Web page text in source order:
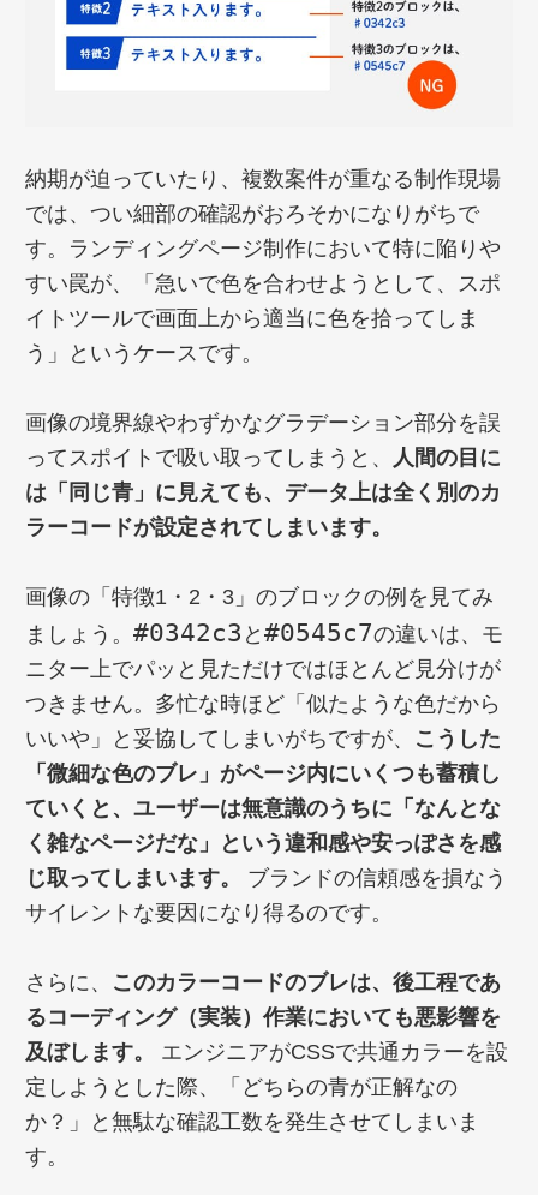
納期が迫っていたり、複数案件が重なる制作現場
では、つい細部の確認がおろそかになりがちで
す。ランディングページ制作において特に陥りや
すい罠が、「急いで色を合わせようとして、スポ
イトツールで画面上から適当に色を拾ってしま
う」というケースです。
画像の境界線やわずかなグラデーション部分を誤
ってスポイトで吸い取ってしまうと、 人間の目に
は「同じ青」に見えても、データ上は全く別のカ
ラーコードが設定されてしまいます。
画像の「特徴1・2・3」のブロックの例を見てみ
ましょう。 #0342c3 と #0545c7の違いは、モ
ニター上でパッと見ただけではほとんど見分けが
つきません。多忙な時ほど「似たような色だから
いいや」と妥協してしまいがちですが、 こうした
「微細な色のブレ」がページ内にいくつも蓄積し
ていくと、ユーザーは無意識のうちに「なんとな
く雑なページだな」という違和感や安っぽさを感
じ取ってしまいます。
ブランドの信頼感を損なう
サイレントな要因になり得るのです。
さらに、 このカラーコードのブレは、後工程であ
るコーディング（実装）作業においても悪影響を
及ぼします。
エンジニアがCSSで共通カラーを設
定しようとした際、「どちらの青が正解なの
か？」と無駄な確認工数を発生させてしまいま
す。